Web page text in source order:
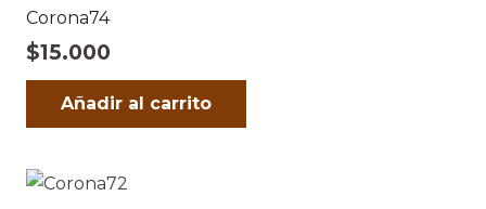
Corona74
$15.000
Añadir al carrito